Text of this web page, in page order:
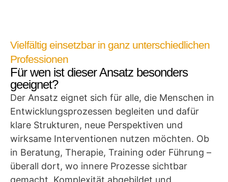
Vielfältig einsetzbar in ganz unterschiedlichen
Professionen
Für wen ist dieser Ansatz besonders
geeignet?
Der Ansatz eignet sich für alle, die Menschen in
Entwicklungsprozessen begleiten und dafür
klare Strukturen, neue Perspektiven und
wirksame Interventionen nutzen möchten. Ob
in Beratung, Therapie, Training oder Führung –
überall dort, wo innere Prozesse sichtbar
gemacht, Komplexität abgebildet und